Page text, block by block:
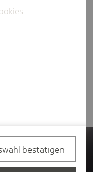
wie es
sind für die
zur
bestätigen